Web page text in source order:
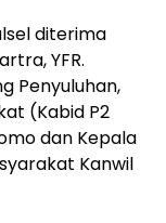
diterima
YFR.
Penyuluhan,
(Kabid P2
dan Kepala
Kanwil